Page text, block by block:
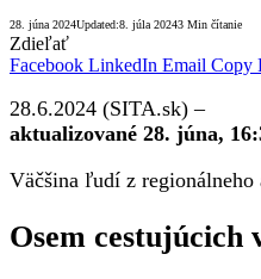
28. júna 2024Updated:8. júla 20243 Min čítanie
Zdieľať
Facebook LinkedIn Email Copy
28.6.2024 (SITA.sk) –
aktualizované 28. júna,
Väčšina ľudí z
Osem cestujúcich